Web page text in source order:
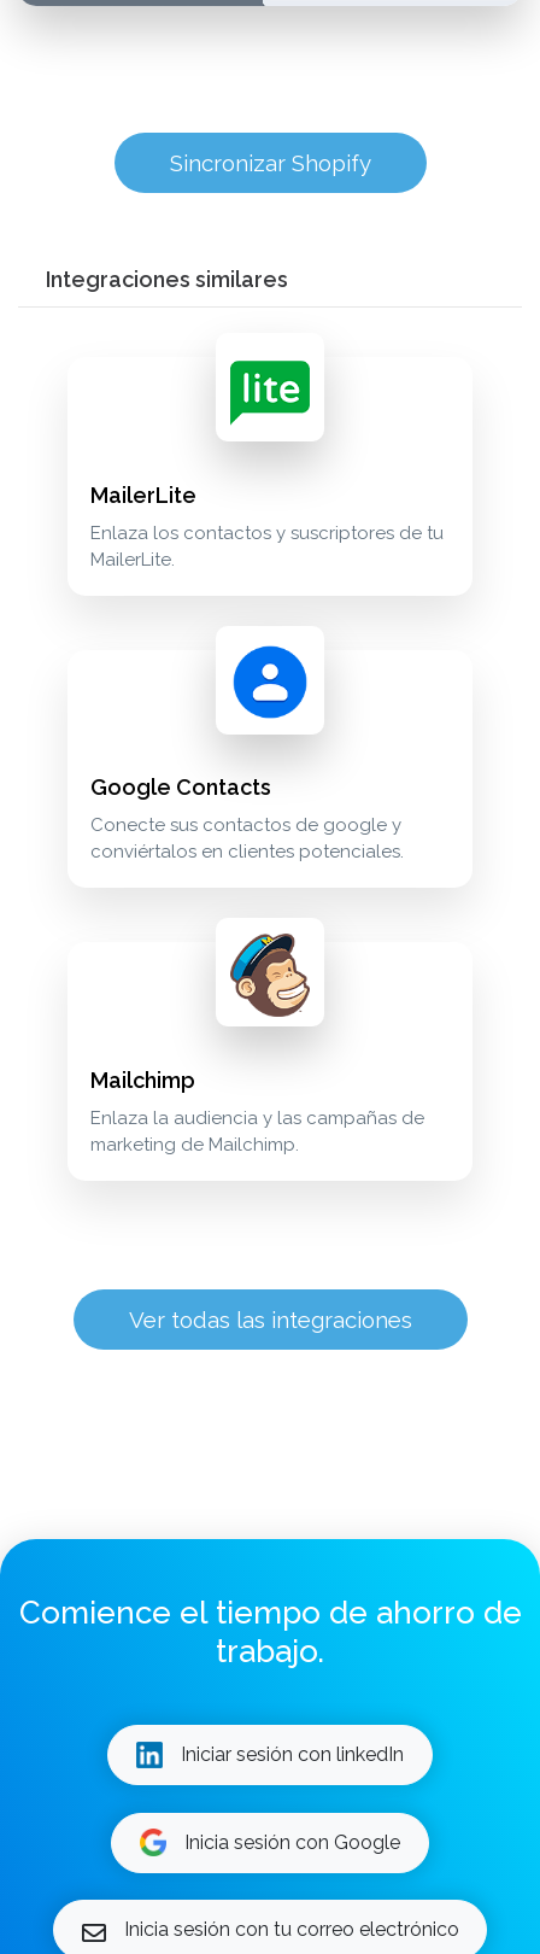
Sincronizar Shopify
Integraciones similares
MailerLite
Enlaza los contactos y suscriptores de tu
MailerLite.
Google Contacts
Conecte sus contactos de google y
conviértalos en clientes potenciales.
Mailchimp
Enlaza la audiencia y las campañas de
marketing de Mailchimp.
Ver todas las integraciones
Comience el tiempo de ahorro de
trabajo.
Iniciar sesión con linkedIn
Inicia sesión con Google
Inicia sesión con tu correo electrónico